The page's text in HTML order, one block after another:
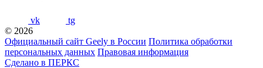
vk
tg
© 2026
Официальный сайт Geely в России Политика обработки
персональных данных Правовая информация
Сделано в ПЕРКС